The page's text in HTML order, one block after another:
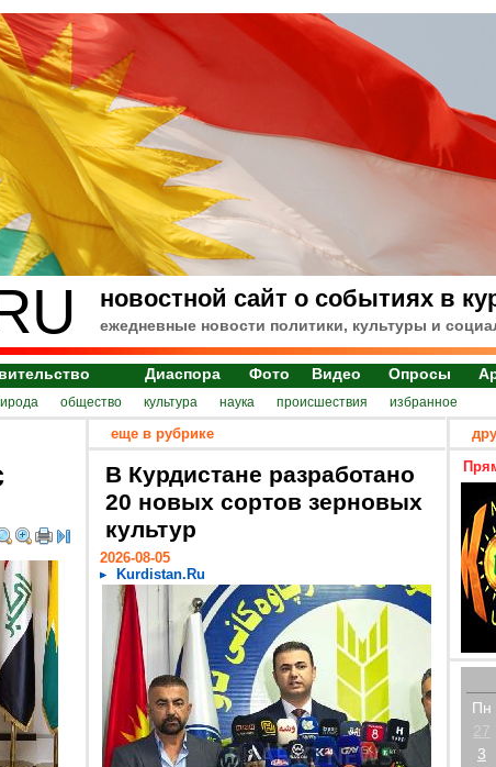
новостной сайт о событиях в
ежедневные новости политики, культуры и
Диаспора Фото Видео Опросы
общество культура наука происшествия избранное
еще в рубрике
В Курдистане разработано
20 новых сортов зерновых
культур
2026-08-05
Kurdistan.Ru
Пн
27
3